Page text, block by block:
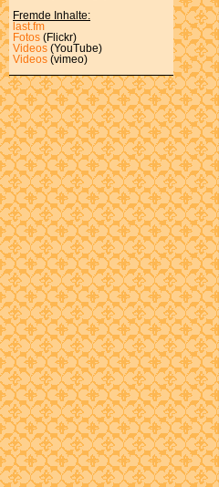
Fremde Inhalte:
last.fm
Fotos (Flickr)
Videos (YouTube)
Videos (vimeo)